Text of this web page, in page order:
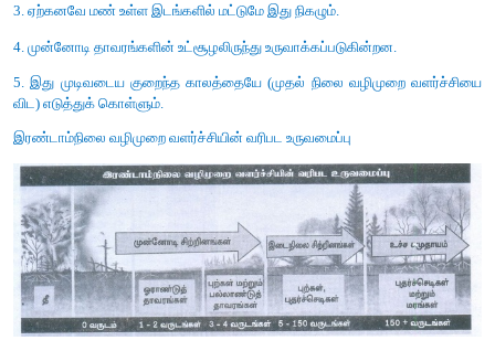
* மேலும்கரிமப்பொருட்கள் மறுசுழற்சி மற்றும் அதன்
சூழ்நிலை மண்டலத்தில் இது முக்கியமான உணவு சங்கிலி யாகும்.
21. ஒரு குறிப்பிட்ட சூழல் மண்டலத்தின் பிரமிட்
மாறுபட்ட வடிவத்தைக் கொண்டுள்ளது. அதனை எடுத்துக்